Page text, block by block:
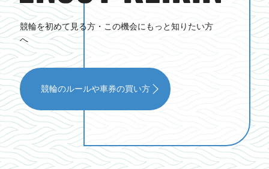
競輪を初めて見る方・この機会にもっと知りたい方
へ
競輪のルールや車券の買い方